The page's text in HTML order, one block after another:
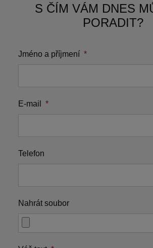
S ČÍM VÁM DNES
PORADIT?
Jméno a příjmení *
E-mail *
Telefon
Nahrát soubor